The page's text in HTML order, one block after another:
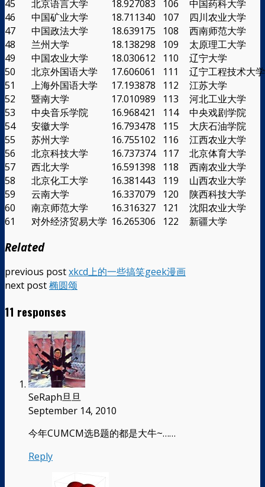
45
北京语言大学 18.927083 106
中国药科大学
46
中国矿业大学 18.711340 107
四川农业大学
47
中国政法大学 18.639175 108
西南师范大学
48
兰州大学 18.138298 109
太原理工大学
49
中国农业大学 18.030612 110
辽宁大学
50
北京外国语大学 17.606061 111
辽宁工程技术大学
51
上海外国语大学 17.193878 112
江苏大学
52
暨南大学 17.010989 113
河北工业大学
53
中央音乐学院 16.968421 114
中央戏剧学院
54
安徽大学 16.793478 115
大庆石油学院
55
苏州大学 16.755102 116
江西农业大学
56
北京科技大学 16.737374 117
北京体育大学
57
西北大学 16.591398 118
西南农业大学
58
北京化工大学 16.381443 119
山西农业大学
59
云南大学 16.337079 120
陕西科技大学
60
南京师范大学 16.316327 121
沈阳农业大学
61
对外经济贸易大学 16.265306 122 新疆大学
Related
previous postxkcd上的一些搞笑geek漫画
next post椭圆颂
11 responses
SeRaph旦旦
September 14, 2010
今年CUMCM选B题的都是大牛~……
Reply